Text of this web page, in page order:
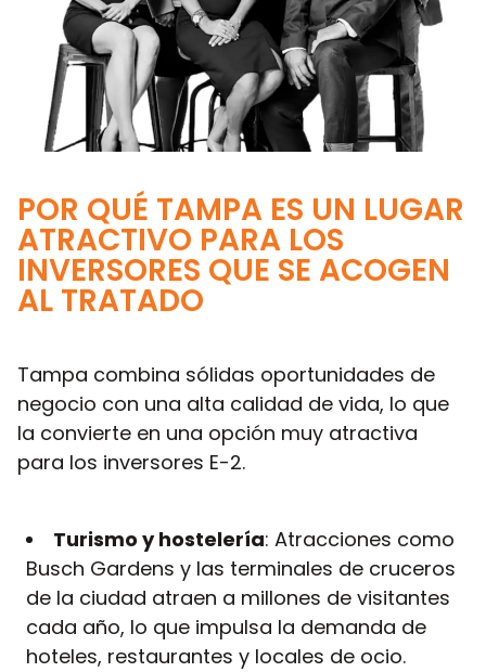
POR QUÉ TAMPA ES UN LUGAR
ATRACTIVO PARA LOS
INVERSORES QUE SE ACOGEN
AL TRATADO
Tampa combina sólidas oportunidades de
negocio con una alta calidad de vida, lo que
la convierte en una opción muy atractiva
para los inversores E-2.
Turismo y hostelería: Atracciones como
Busch Gardens y las terminales de cruceros
de la ciudad atraen a millones de visitantes
cada año, lo que impulsa la demanda de
hoteles, restaurantes y locales de ocio.